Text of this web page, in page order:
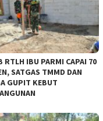
RTLH IBU PARMI CAPAI 70
SATGAS TMMD DAN
GUPIT KEBUT